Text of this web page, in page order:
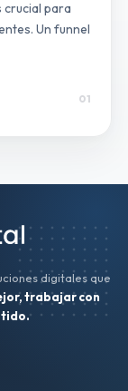
crucial para
Un funnel
01
digitales que
trabajar con